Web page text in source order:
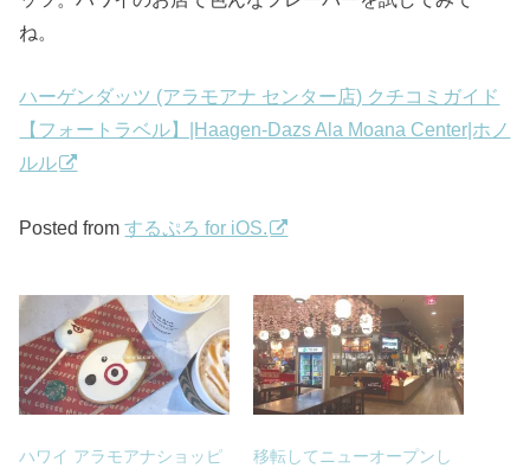
ね。
ハーゲンダッツ (アラモアナ センター店) クチコミガイド
【フォートラベル】|Haagen-Dazs Ala Moana Center|ホノ
ルル
Posted fromするぷろ for iOS.
ハワイ アラモアナショッピ
移転してニューオープンし